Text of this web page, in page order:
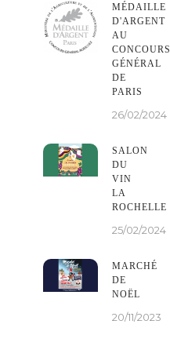
MÉDAILLE
D'ARGENT
AU
CONCOURS
GÉNÉRAL
DE
PARIS
26/02/2024
SALON
DU
VIN
LA
ROCHELLE
25/02/2024
MARCHÉ
DE
NOËL
20/11/2023